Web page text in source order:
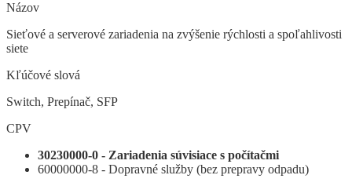
Názov
Sieťové a serverové zariadenia na zvýšenie rýchlosti a spoľahlivosti
siete
Kľúčové slová
Switch, Prepínač, SFP
CPV
30230000-0 - Zariadenia súvisiace s počítačmi
60000000-8 - Dopravné služby (bez prepravy odpadu)